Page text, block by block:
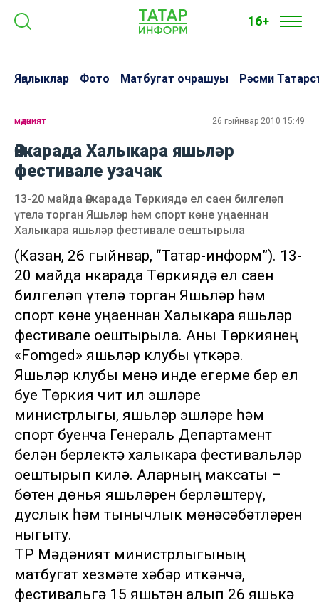
16+
Яңалыклар Фото Матбугат очрашуы Рәсми
мәдәният 26 гыйнвар 2010 15:49
Әнкарада Халыкара яшьләр
фестивале узачак
13-20 майда Әнкарада Төркиядә ел саен билгеләп
үтелә торган Яшьләр һәм спорт көне уңаеннан
Халыкара яшьләр фестивале оештырыла
(Казан, 26 гыйнвар, “Татар-информ”). 13-
20 майда Әнкарада Төркиядә ел саен
билгеләп үтелә торган Яшьләр һәм
спорт көне уңаеннан Халыкара яшьләр
фестивале оештырыла. Аны Төркиянең
«Fomged» яшьләр клубы үткәрә.
Яшьләр клубы менә инде егерме бер ел
буе Төркия чит ил эшләре
министрлыгы, яшьләр эшләре һәм
спорт буенча Генераль Департамент
белән берлектә халыкара фестивальләр
оештырып килә. Аларның максаты –
бөтен дөнья яшьләрен берләштерү,
дуслык һәм тынычлык мөнәсәбәтләрен
ныгыту.
ТР Мәдәният министрлыгының
матбугат хезмәте хәбәр иткәнчә,
фестивальгә 15 яшьтән алып 26 яшькә